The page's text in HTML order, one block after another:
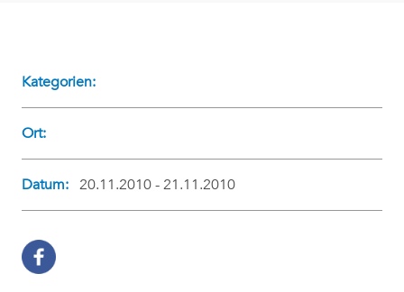
Kategorien:
Ort:
Datum: 20.11.2010 - 21.11.2010